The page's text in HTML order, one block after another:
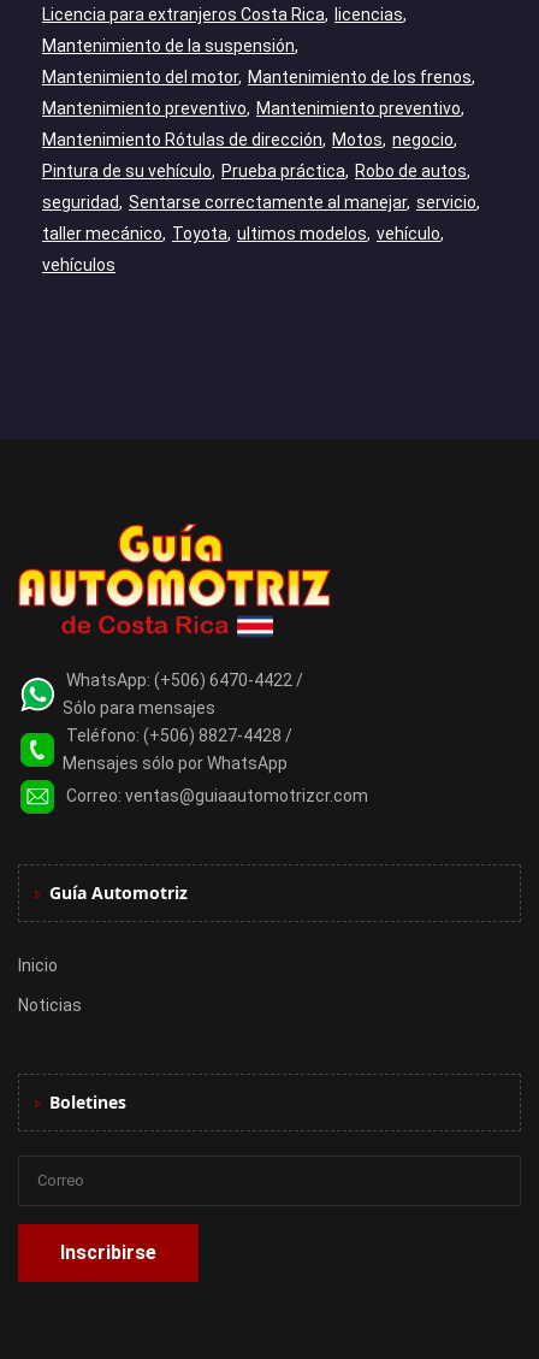
Licencia para extranjeros Costa Rica
licencias
Mantenimiento de la suspensión
Mantenimiento del motor
Mantenimiento de los frenos
Mantenimiento preventivo
Mantenimiento preventivo
Mantenimiento Rótulas de dirección
Motos negocio
Pintura de su vehículo
Prueba práctica
Robo de autos
seguridad
Sentarse correctamente al manejar servicio
taller mecánico
Toyota ultimos modelos vehículo
vehículos
WhatsApp: (+506) 6470-4422 /
Sólo para mensajes
Teléfono: (+506) 8827-4428 /
Mensajes sólo por WhatsApp
Correo: ventas@guiaautomotrizcr.com
Guía Automotriz
Inicio
Noticias
Boletines